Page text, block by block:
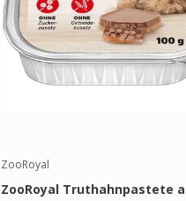
ZooRoyal
ZooRoyal Truthahnpastete